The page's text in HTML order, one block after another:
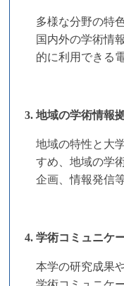
多様な分野の特
国内外の学術情
的に利用できる
3. 地域の学術情報
地域の特性と大
すめ、地域の学
企画、情報発信
4. 学術コミュニケ
本学の研究成果